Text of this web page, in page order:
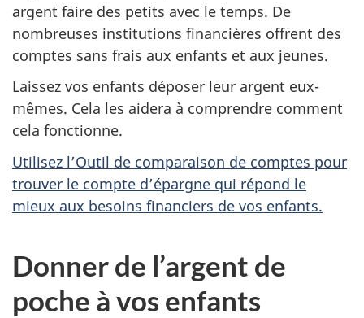
argent faire des petits avec le temps. De
nombreuses institutions financières offrent des
comptes sans frais aux enfants et aux jeunes.
Laissez vos enfants déposer leur argent eux-
mêmes. Cela les aidera à comprendre comment
cela fonctionne.
Utilisez l’Outil de comparaison de comptes pour
trouver le compte d’épargne qui répond le
mieux aux besoins financiers de vos enfants.
Donner de l’argent de
poche à vos enfants